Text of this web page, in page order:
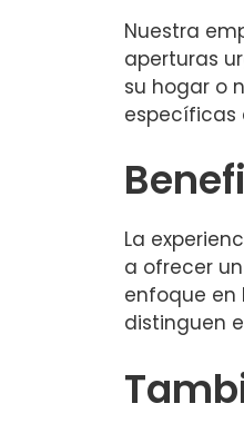
Nuestra
aperturas
su hogar o
específicas
La
a ofrecer
enfoque en
distinguen